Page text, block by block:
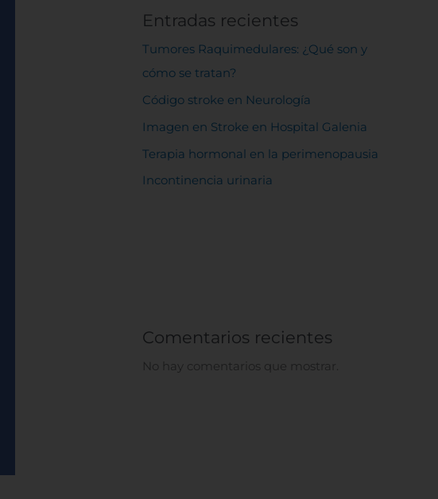
Entradas recientes
Tumores Raquimedulares: ¿Qué son y
cómo se tratan?
Código stroke en Neurología
Imagen en Stroke en Hospital Galenia
Terapia hormonal en la perimenopausia
Incontinencia urinaria
Comentarios recientes
No hay comentarios que mostrar.